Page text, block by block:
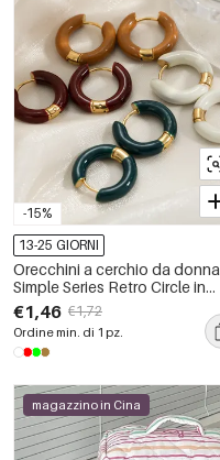
-15%
13-25 GIORNI
Orecchini a cerchio da donna
Simple Series Retro Circle in
acciaio inossidabile
impermeabile color oro.
€1,46 €1,72
Ordine min. di 1 pz.
magazzino in Cina